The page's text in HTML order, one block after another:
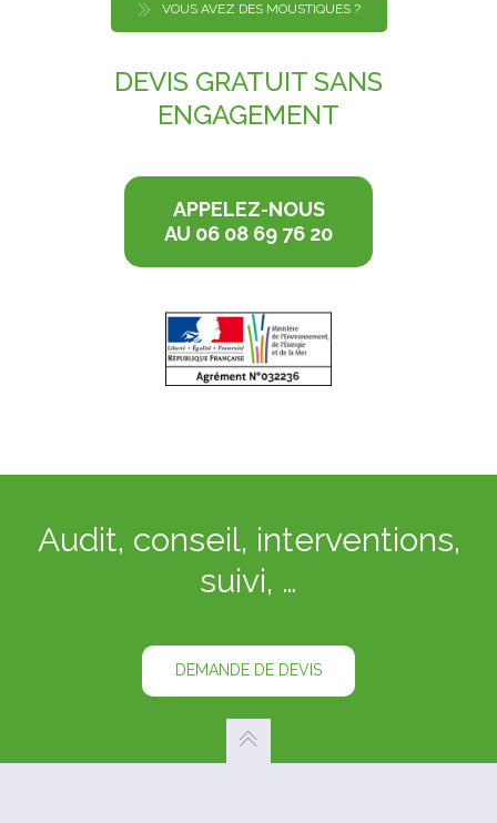
VOUS AVEZ DES MOUSTIQUES ?
DEVIS GRATUIT SANS
ENGAGEMENT
APPELEZ-NOUS
AU 06 08 69 76 20
Audit, conseil, interventions,
suivi, …
DEMANDE DE DEVIS